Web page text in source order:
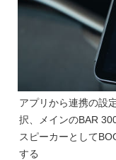
アプリから連携の設
択、メインのBAR
スピーカーとして
する